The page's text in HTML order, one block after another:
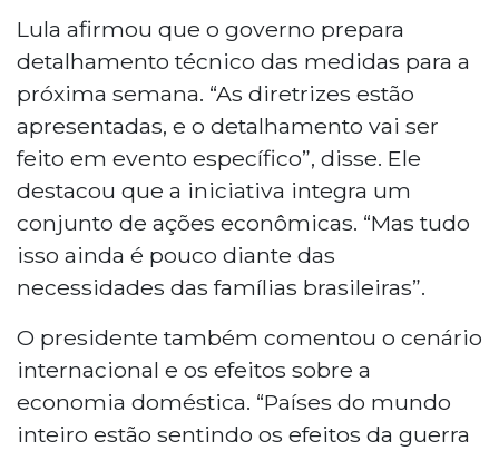
Lula afirmou que o governo prepara
detalhamento técnico das medidas para a
próxima semana. “As diretrizes estão
apresentadas, e o detalhamento vai ser
feito em evento específico”, disse. Ele
destacou que a iniciativa integra um
conjunto de ações econômicas. “Mas tudo
isso ainda é pouco diante das
necessidades das famílias brasileiras”.
O presidente também comentou o cenário
internacional e os efeitos sobre a
economia doméstica. “Países do mundo
inteiro estão sentindo os efeitos da guerra